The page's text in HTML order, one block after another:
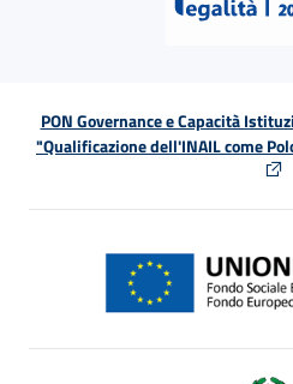
PON Governance e Capacità
"Qualificazione dell'INAIL come